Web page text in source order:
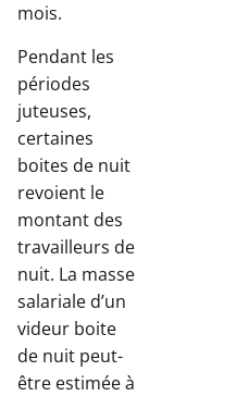
mois.
Pendant les
périodes
juteuses,
certaines
boites de nuit
revoient le
montant des
travailleurs de
nuit. La masse
salariale d’un
videur boite
de nuit peut-
être estimée à